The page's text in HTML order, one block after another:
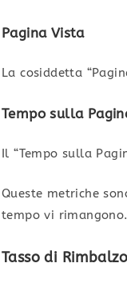
Pagina Vista
La cosiddetta
Tempo sulla
Il “Tempo sulla
Queste metriche
tempo vi rimangono.
Tasso di Rimbalzo